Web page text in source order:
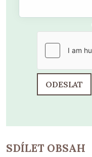
ODESLAT
SDÍLET OBSAH